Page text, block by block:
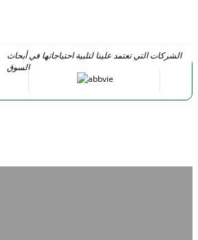
الشركات التي تعتمد علينا لتلبية احتياجاتها في أبحاث
السوق